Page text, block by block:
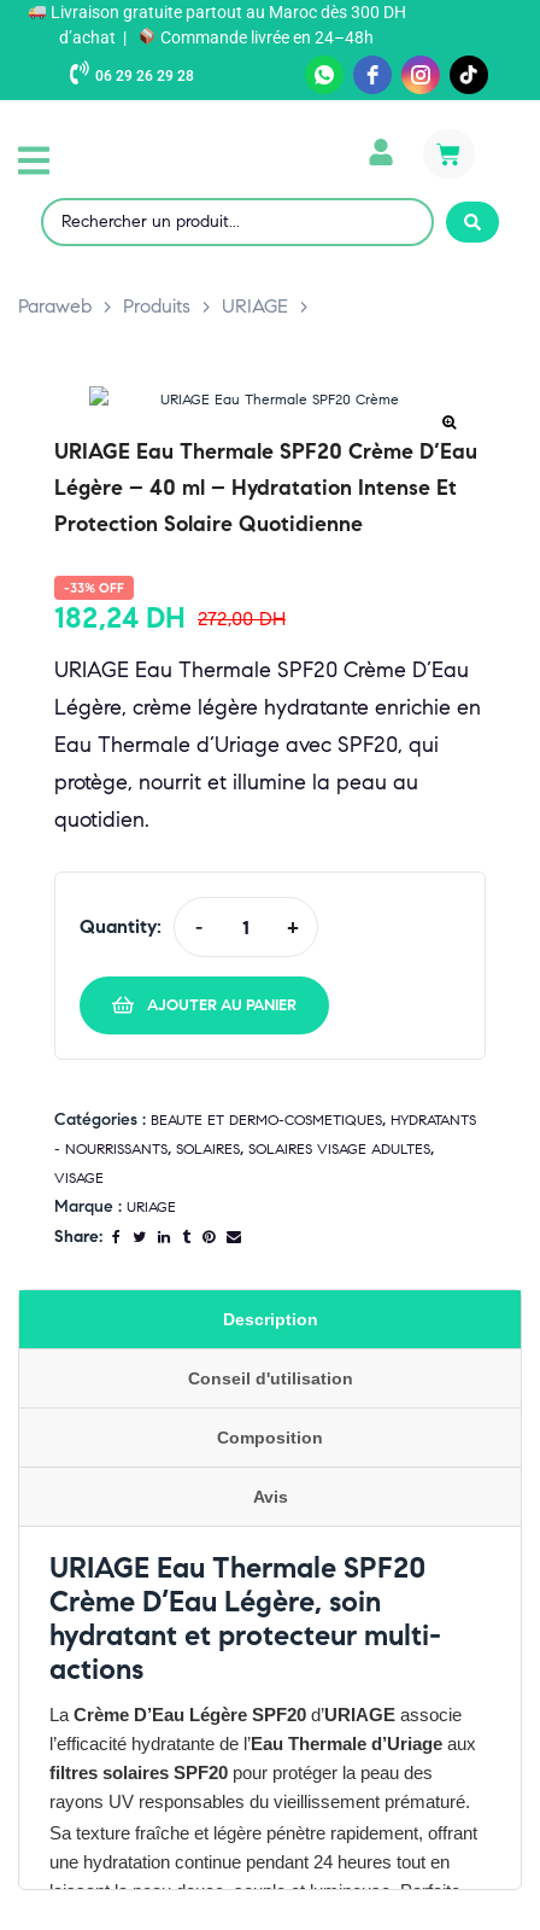
Livraison gratuite partout au Maroc dès 300 DH
d’achat |
Commande livrée en 24–48h
06 29 26 29 28
Paraweb > Produits > URIAGE >
URIAGE Eau Thermale SPF20 Crème D’Eau
Légère – 40 ml – Hydratation Intense Et
Protection Solaire Quotidienne
-33% OFF
272,00DH
182,24 DH
URIAGE Eau Thermale SPF20 Crème D’Eau
Légère, crème légère hydratante enrichie en
Eau Thermale d’Uriage avec SPF20, qui
protège, nourrit et illumine la peau au
quotidien.
Quantity: - +
AJOUTER AU PANIER
Catégories : BEAUTE ET DERMO-COSMETIQUES, HYDRATANTS
- NOURRISSANTS, SOLAIRES, SOLAIRES VISAGE ADULTES,
VISAGE
Marque : URIAGE
Share:
Description
Conseil d'utilisation
Composition
Avis
URIAGE Eau Thermale SPF20
Crème D’Eau Légère, soin
hydratant et protecteur multi-
actions
La Crème D’Eau Légère SPF20 d’URIAGE associe
l’efficacité hydratante de l’Eau Thermale d’Uriage aux
filtres solaires SPF20 pour protéger la peau des
rayons UV responsables du vieillissement prématuré.
Sa texture fraîche et légère pénètre rapidement, offrant
une hydratation continue pendant 24 heures tout en
laissant la peau douce, souple et lumineuse. Parfaite